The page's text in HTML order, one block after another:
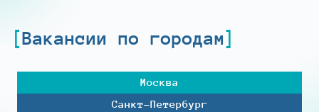
Вакансии по городам
Москва
Санкт-Петербург